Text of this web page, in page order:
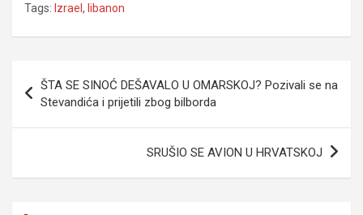
Tags: Izrael , libanon
Navigacija
članaka
ŠTA SE SINOĆ DEŠAVALO U OMARSKOJ? Pozivali se na
Stevandića i prijetili zbog bilborda
SRUŠIO SE AVION U HRVATSKOJ